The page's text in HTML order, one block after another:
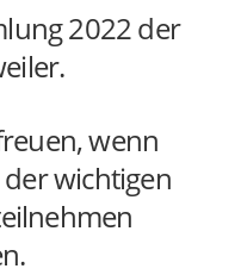
2022 der
wenn
wichtigen